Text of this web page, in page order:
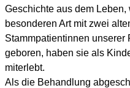
Geschichte aus dem
besonderen Art mit zwei
Stammpatientinnen unserer
geboren, haben sie als
miterlebt.
Als die Behandlung